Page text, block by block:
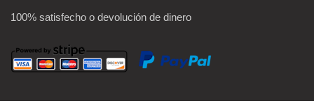
100% satisfecho o devolución de dinero